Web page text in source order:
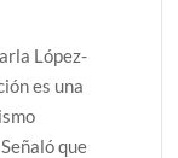
López-
es una
que